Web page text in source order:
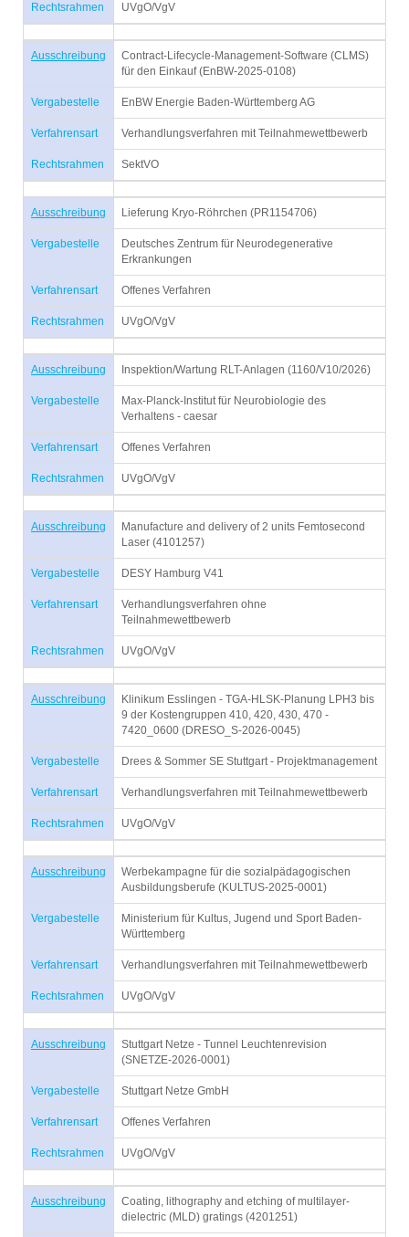
Rechtsrahmen UVgO/VgV
Ausschreibung
Contract-Lifecycle-Management-Software (CLMS)
für den Einkauf (EnBW-2025-0108)
Vergabestelle EnBW Energie Baden-Württemberg AG
Verfahrensart Verhandlungsverfahren mit Teilnahmewettbewerb
Rechtsrahmen SektVO
Ausschreibung Lieferung Kryo-Röhrchen (PR1154706)
Vergabestelle
Deutsches Zentrum für Neurodegenerative
Erkrankungen
Verfahrensart Offenes Verfahren
Rechtsrahmen UVgO/VgV
Ausschreibung Inspektion/Wartung RLT-Anlagen (1160/V10/2026)
Vergabestelle
Max-Planck-Institut für Neurobiologie des
Verhaltens - caesar
Verfahrensart Offenes Verfahren
Rechtsrahmen UVgO/VgV
Ausschreibung
Manufacture and delivery of 2 units Femtosecond
Laser (4101257)
Vergabestelle DESY Hamburg V41
Verfahrensart
Verhandlungsverfahren ohne
Teilnahmewettbewerb
Rechtsrahmen UVgO/VgV
Ausschreibung
Klinikum Esslingen - TGA-HLSK-Planung LPH3 bis
9 der Kostengruppen 410, 420, 430, 470 -
7420_0600 (DRESO_S-2026-0045)
Vergabestelle Drees & Sommer SE Stuttgart - Projektmanagement
Verfahrensart Verhandlungsverfahren mit Teilnahmewettbewerb
Rechtsrahmen UVgO/VgV
Ausschreibung
Werbekampagne für die sozialpädagogischen
Ausbildungsberufe (KULTUS-2025-0001)
Vergabestelle
Ministerium für Kultus, Jugend und Sport Baden-
Württemberg
Verfahrensart Verhandlungsverfahren mit Teilnahmewettbewerb
Rechtsrahmen UVgO/VgV
Ausschreibung
Stuttgart Netze - Tunnel Leuchtenrevision
(SNETZE-2026-0001)
Vergabestelle Stuttgart Netze GmbH
Verfahrensart Offenes Verfahren
Rechtsrahmen UVgO/VgV
Ausschreibung
Coating, lithography and etching of multilayer-
dielectric (MLD) gratings (4201251)